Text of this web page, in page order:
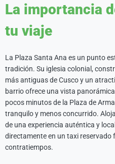
La importancia
tu viaje
La Plaza Santa Ana es un punto
tradición. Su iglesia colonial,
más antiguas de Cusco y un
barrio ofrece una vista
pocos minutos de la Plaza de
tranquilo y menos concurrido.
de una experiencia auténtica y
directamente en un taxi
contratiempos.